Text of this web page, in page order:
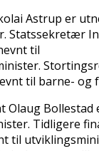
Astrup er
Statssekretær
til
til barne- og
Olaug Bollestad
Tidligere
til